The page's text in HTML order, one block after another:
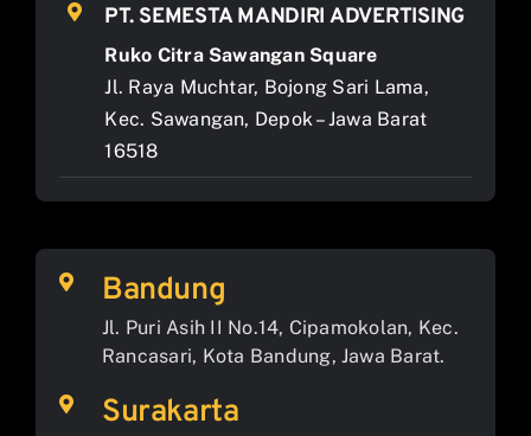
PT. SEMESTA MANDIRI ADVERTISING
Ruko Citra Sawangan Square
Jl. Raya Muchtar, Bojong Sari Lama,
Kec. Sawangan, Depok – Jawa Barat
16518
Bandung
Jl. Puri Asih II No.14, Cipamokolan, Kec.
Rancasari, Kota Bandung, Jawa Barat.
Surakarta